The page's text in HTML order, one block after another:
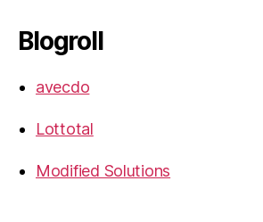
Blogroll
avecdo
Lottotal
Modified Solutions